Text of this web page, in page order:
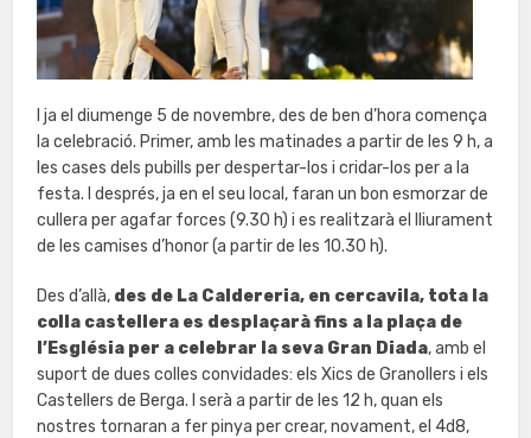
I ja el diumenge 5 de novembre, des de ben d’hora comença
la celebració. Primer, amb les matinades a partir de les 9 h, a
les cases dels pubills per despertar-los i cridar-los per a la
festa. I després, ja en el seu local, faran un bon esmorzar de
cullera per agafar forces (9.30 h) i es realitzarà el lliurament
de les camises d’honor (a partir de les 10.30 h).
Des d’allà, des de La Caldereria, en cercavila, tota la
colla castellera es desplaçarà fins a la plaça de
l’Església per a celebrar la seva Gran Diada, amb el
suport de dues colles convidades: els Xics de Granollers i els
Castellers de Berga. I serà a partir de les 12 h, quan els
nostres tornaran a fer pinya per crear, novament, el 4d8,